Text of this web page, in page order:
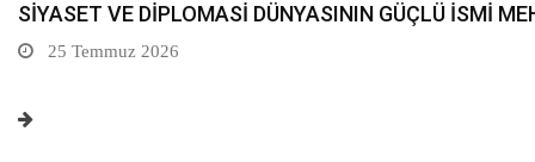
MİLLİ DİRİLİŞ PARTİSİ GENEL MERKEZ PARTİ
20 Temmuz 2026